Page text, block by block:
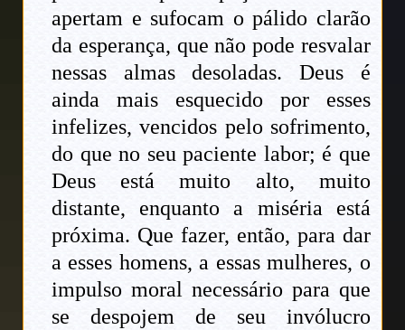
apertam e sufocam o pálido clarão
da esperança, que não pode resvalar
nessas almas desoladas. Deus é
ainda mais esquecido por esses
infelizes, vencidos pelo sofrimento,
do que no seu paciente labor; é que
Deus está muito alto, muito
distante, enquanto a miséria está
próxima. Que fazer, então, para dar
a esses homens, a essas mulheres, o
impulso moral necessário para que
se despojem de seu invólucro